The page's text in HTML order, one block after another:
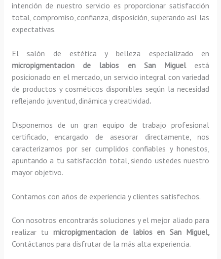
intención de nuestro servicio es proporcionar satisfacción
total, compromiso, confianza, disposición, superando así las
expectativas.
El salón de estética y belleza especializado en
micropigmentacion de labios en San Miguelestá
posicionado en el mercado, un servicio integral con variedad
de productos y cosméticos disponibles según la necesidad
reflejando juventud, dinámica y creatividad.
Disponemos de un gran equipo de trabajo profesional
certificado, encargado de asesorar directamente, nos
caracterizamos por ser cumplidos confiables y honestos,
apuntando a tu satisfacción total, siendo ustedes nuestro
mayor objetivo.
Contamos con años de experiencia y clientes satisfechos.
Con nosotros encontrarás soluciones y el mejor aliado para
realizar tu micropigmentacion de labios en San Miguel,
Contáctanos para disfrutar de la más alta experiencia.